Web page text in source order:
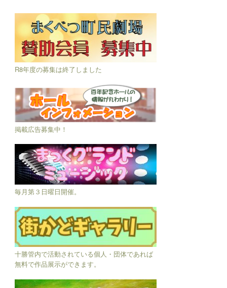
R8年度の募集は終了しました
掲載広告募集中！
毎月第３日曜日開催。
十勝管内で活動されている個人・団体であれば
無料で作品展示ができます。